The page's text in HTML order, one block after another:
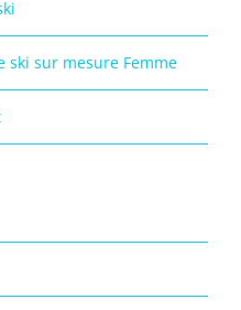
ski sur mesure Femme